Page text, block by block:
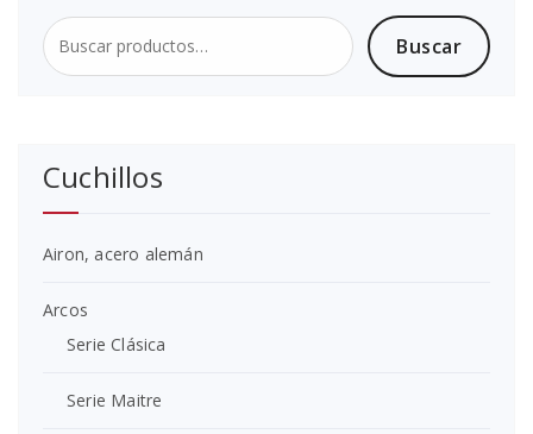
Buscar
por:
Buscar
Cuchillos
Airon, acero alemán
Arcos
Serie Clásica
Serie Maitre